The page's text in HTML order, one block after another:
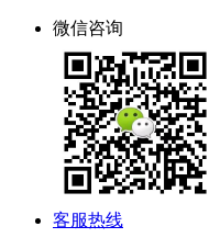
微信咨询
客服热线